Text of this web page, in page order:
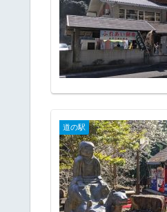
道の駅